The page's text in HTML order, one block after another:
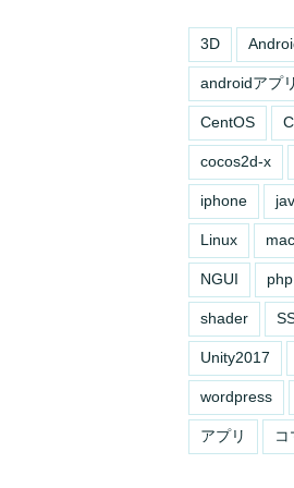
3D
androidアプ
CentOS
cocos2d-x
iphone
Linux mac
NGUI php
shader
Unity2017
wordpress
アプリ コ